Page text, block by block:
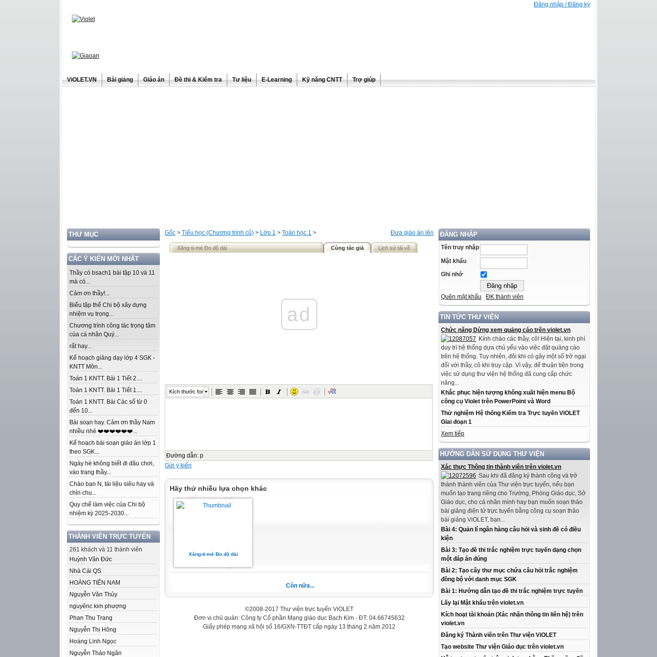
Đăng nhập / Đăng ký
ViOLET.VN Bài giảng Giáo án Đề thi & Kiểm tra Tư liệu E-Learning Kỹ năng CNTT Trợ giúp
THƯ MỤC
CÁC Ý KIẾN MỚI NHẤT
Thầy có bsach1 bài tập 10 và 11
mà có...
Cảm ơn thầy!...
Biểu tập thể Chi bộ xây dựng
nhiệm vụ trọng...
Chương trình công tác trọng tâm
của cá nhân Quý...
rất hay...
Kế hoạch giảng dạy lớp 4 SGK -
KNTT Môn...
Toán 1 KNTT. Bài 1 Tiết 2....
Toán 1 KNTT. Bài 1 Tiết 1....
Toán 1 KNTT. Bài Các số từ 0
đến 10...
Bài soạn hay. Cảm ơn thầy Nam
nhiều nhé ❤️❤️❤️❤️❤️❤️...
Kế hoạch bài soạn giáo án lớp 1
theo SGK...
Ngày hè không biết đi đâu chơi,
vào trang thầy...
Chào bạn N, tài liệu siêu hay và
chỉn chu...
Quy chế làm việc của Chi bộ
nhiệm kỳ 2025-2030...
THÀNH VIÊN TRỰC TUYẾN
261 khách và 11 thành viên
Huỳnh Văn Đức
Nhà Cái QS
HOÀNG TIẾN NAM
Nguyễn Văn Thủy
nguyênc kim phượng
Phan Thu Trang
Nguyễn Thị Hông
Hoàng Linh Ngọc
Nguyễn Thảo Ngân
ĐĂNG NHẬP
Tên truy nhập
Mật khẩu
Ghi nhớ
Quên mật khẩu ĐK thành viên
TIN TỨC THƯ VIỆN
Chức năng Dừng xem quảng cáo trên violet.vn
Kính chào các thầy, cô! Hiện tại, kinh phí
duy trì hệ thống dựa chủ yếu vào việc đặt quảng cáo
trên hệ thống. Tuy nhiên, đôi khi có gây một số trở ngại
đối với thầy, cô khi truy cập. Vì vậy, để thuận tiện trong
việc sử dụng thư viện hệ thống đã cung cấp chức
năng...
Khắc phục hiện tượng không xuất hiện menu Bộ
công cụ Violet trên PowerPoint và Word
Thử nghiệm Hệ thống Kiểm tra Trực tuyến ViOLET
Giai đoạn 1
Xem tiếp
HƯỚNG DẪN SỬ DỤNG THƯ VIỆN
Xác thực Thông tin thành viên trên violet.vn
Sau khi đã đăng ký thành công và trở
thành thành viên của Thư viện trực tuyến, nếu bạn
muốn tạo trang riêng cho Trường, Phòng Giáo dục, Sở
Giáo dục, cho cá nhân mình hay bạn muốn soạn thảo
bài giảng điện tử trực tuyến bằng công cụ soạn thảo
bài giảng ViOLET, bạn...
Bài 4: Quản lí ngân hàng câu hỏi và sinh đề có điều
kiện
Bài 3: Tạo đề thi trắc nghiệm trực tuyến dạng chọn
một đáp án đúng
Bài 2: Tạo cây thư mục chứa câu hỏi trắc nghiệm
đồng bộ với danh mục SGK
Bài 1: Hướng dẫn tạo đề thi trắc nghiệm trực tuyến
Lấy lại Mật khẩu trên violet.vn
Kích hoạt tài khoản (Xác nhận thông tin liên hệ) trên
violet.vn
Đăng ký Thành viên trên Thư viện ViOLET
Tạo website Thư viện Giáo dục trên violet.vn
Đưa giáo án lên
Gốc > Tiểu học (Chương trình cũ) > Lớp 1 > Toán học 1 >
Xăng-ti-mé Đo độ dài Cùng tác giả Lịch sử tải về
ad
Kích thước font
Đường dẫn: p
Gửi ý kiến
Hãy thử nhiều lựa chọn khác
Xăng-ti-mé Đo độ dài
Còn nữa...
©2008-2017 Thư viện trực tuyến ViOLET
Đơn vị chủ quản: Công ty Cổ phần Mạng giáo dục Bạch Kim - ĐT: 04.66745632
Giấy phép mạng xã hội số 16/GXN-TTĐT cấp ngày 13 tháng 2 năm 2012